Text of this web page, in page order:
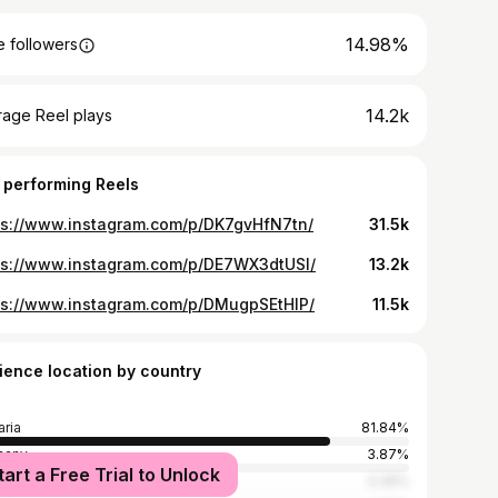
followers 14.98%
Reel plays 14.2k
performing Reels
www.instagram.com/p/DK7gvHfN7tn/ 31.5k
www.instagram.com/p/DE7WX3dtUSl/ 13.2k
www.instagram.com/p/DMugpSEtHIP/ 11.5k
location by country
81.84%
3.87%
Kingdom
a Free Trial to Unlock